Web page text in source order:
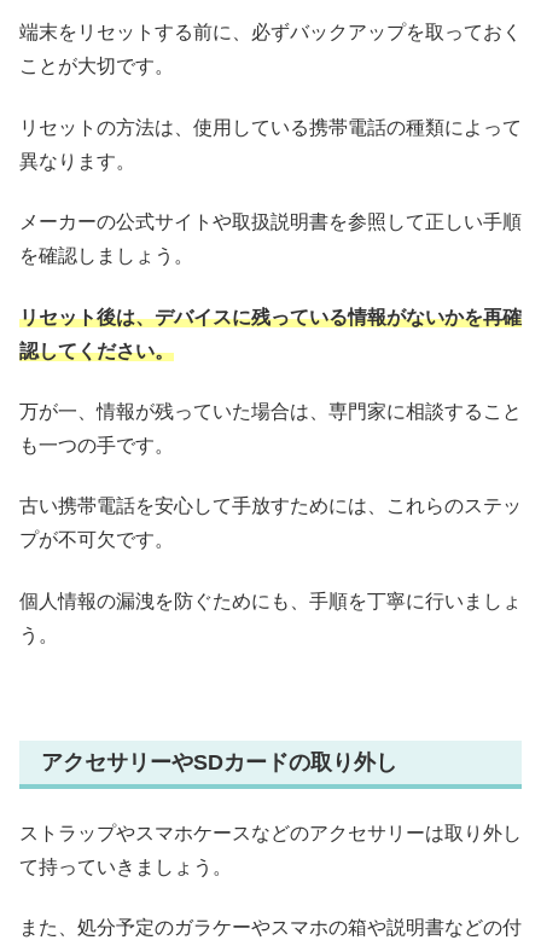
端末をリセットする前に、必ずバックアップを取っておく
ことが大切です。
リセットの方法は、使用している携帯電話の種類によって
異なります。
メーカーの公式サイトや取扱説明書を参照して正しい手順
を確認しましょう。
リセット後は、デバイスに残っている情報がないかを再確
認してください。
万が一、情報が残っていた場合は、専門家に相談すること
も一つの手です。
古い携帯電話を安心して手放すためには、これらのステッ
プが不可欠です。
個人情報の漏洩を防ぐためにも、手順を丁寧に行いましょ
う。
アクセサリーやSDカードの取り外し
ストラップやスマホケースなどのアクセサリーは取り外し
て持っていきましょう。
また、処分予定のガラケーやスマホの箱や説明書などの付